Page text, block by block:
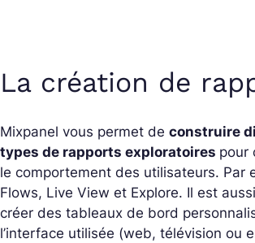
La création de
Mixpanel vous permet de construire
types de rapports exploratoires pour
le comportement des utilisateurs. Par
Flows, Live View et Explore. Il est
créer des tableaux de bord
l’interface utilisée (web, télévision ou